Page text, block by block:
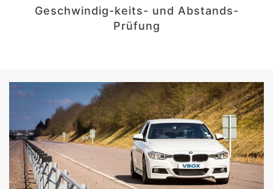
Geschwindig-keits- und Abstands-
Prüfung